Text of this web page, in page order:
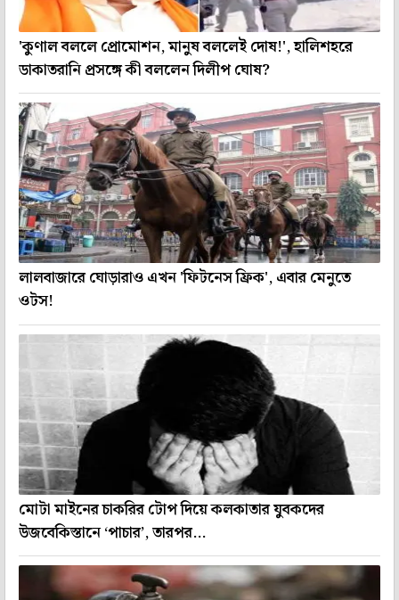
'কুণাল বললে প্রোমোশন, মানুষ বললেই দোষ!', হালিশহরে
ডাকাতরানি প্রসঙ্গে কী বললেন দিলীপ ঘোষ?
লালবাজারে ঘোড়ারাও এখন 'ফিটনেস ফ্রিক', এবার মেনুতে
ওটস!
মোটা মাইনের চাকরির টোপ দিয়ে কলকাতার যুবকদের
উজবেকিস্তানে ‘পাচার’, তারপর...